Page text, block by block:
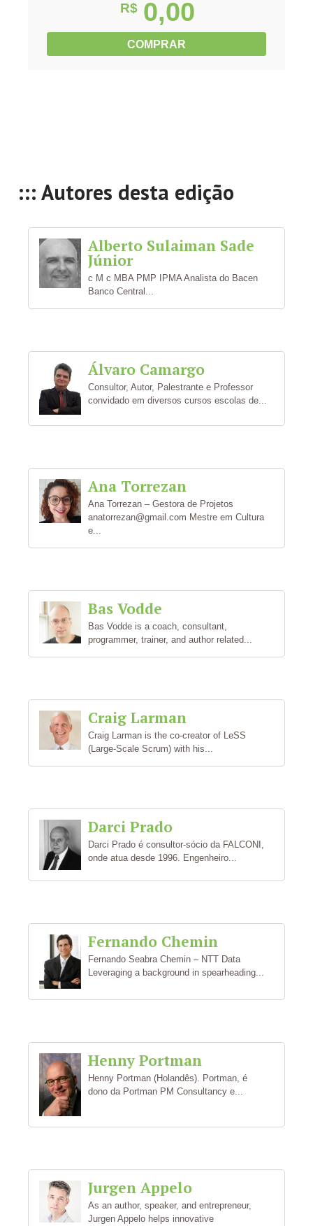
R$ 0,00
COMPRAR
::: Autores desta edição
Alberto Sulaiman Sade
Júnior
c M c MBA PMP IPMA Analista do Bacen
Banco Central...
Álvaro Camargo
Consultor, Autor, Palestrante e Professor
convidado em diversos cursos escolas de...
Ana Torrezan
Ana Torrezan – Gestora de Projetos
anatorrezan@gmail.com Mestre em Cultura
e...
Bas Vodde
Bas Vodde is a coach, consultant,
programmer, trainer, and author related...
Craig Larman
Craig Larman is the co-creator of LeSS
(Large-Scale Scrum) with his...
Darci Prado
Darci Prado é consultor-sócio da FALCONI,
onde atua desde 1996. Engenheiro...
Fernando Chemin
Fernando Seabra Chemin – NTT Data
Leveraging a background in spearheading...
Henny Portman
Henny Portman (Holandês). Portman, é
dono da Portman PM Consultancy e...
Jurgen Appelo
As an author, speaker, and entrepreneur,
Jurgen Appelo helps innovative